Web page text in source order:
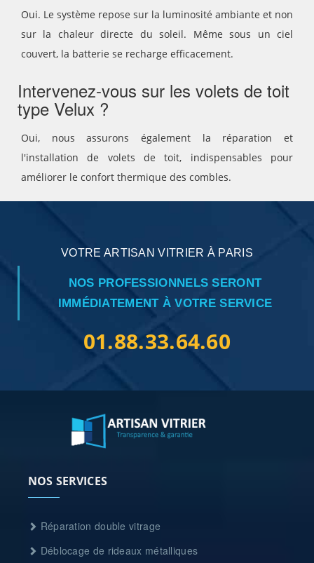
Oui. Le système repose sur la luminosité ambiante et non
sur la chaleur directe du soleil. Même sous un ciel
couvert, la batterie se recharge efficacement.
Intervenez-vous sur les volets de toit
type Velux ?
Oui, nous assurons également la réparation et
l'installation de volets de toit, indispensables pour
améliorer le confort thermique des combles.
VOTRE ARTISAN VITRIER À PARIS
NOS PROFESSIONNELS SERONT
IMMÉDIATEMENT À VOTRE SERVICE
01.88.33.64.60
NOS SERVICES
Réparation double vitrage
Déblocage de rideaux métalliques